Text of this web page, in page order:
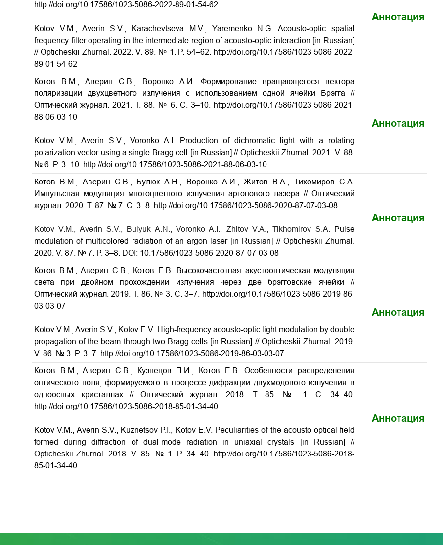
http://doi.org/10.17586/1023-5086-2022-89-01-54-62
Kotov V.M., Averin S.V., Karachevtseva M.V., Yaremenko N.G. Acousto-optic spatial
frequency filter operating in the intermediate region of acousto-optic interaction [in Russian]
// Opticheskii Zhurnal. 2022. V. 89. № 1. P. 54–62. http://doi.org/10.17586/1023-5086-2022-
89-01-54-62
Аннотация
Котов В.М., Аверин С.В., Воронко А.И. Формирование вращающегося вектора
поляризации двухцветного излучения с использованием одной ячейки Брэгга //
Оптический журнал. 2021. Т. 88. № 6. С. 3–10. http://doi.org/10.17586/1023-5086-2021-
88-06-03-10
Kotov V.M., Averin S.V., Voronko A.I. Production of dichromatic light with a rotating
polarization vector using a single Bragg cell [in Russian] // Opticheskii Zhurnal. 2021. V. 88.
№ 6. P. 3–10. http://doi.org/10.17586/1023-5086-2021-88-06-03-10
Аннотация
Котов В.М., Аверин С.В., Булюк А.Н., Воронко А.И., Житов В.А., Тихомиров С.А.
Импульсная модуляция многоцветного излучения аргонового лазера // Оптический
журнал. 2020. Т. 87. № 7. С. 3–8. http://doi.org/10.17586/1023-5086-2020-87-07-03-08
Kotov V.M., Averin S.V., Bulyuk A.N., Voronko A.I., Zhitov V.A., Tikhomirov S.A.
Pulse
modulation of multicolored radiation of an argon laser [in Russian] // Opticheskii Zhurnal.
2020. V. 87. № 7. P. 3–8. DOI: 10.17586/1023-5086-2020-87-07-03-08
Аннотация
Котов В.М., Аверин С.В., Котов Е.В. Высокочастотная акустооптическая модуляция
света при двойном прохождении излучения через две брэгговские ячейки //
Оптический журнал. 2019. Т. 86. № 3. С. 3–7. http://doi.org/10.17586/1023-5086-2019-86-
03-03-07
Kotov V.M., Averin S.V., Kotov E.V. High-frequency acousto-optic light modulation by double
propagation of the beam through two Bragg cells [in Russian] // Opticheskii Zhurnal. 2019.
V. 86. № 3. P. 3–7. http://doi.org/10.17586/1023-5086-2019-86-03-03-07
Аннотация
Котов В.М., Аверин С.В., Кузнецов П.И., Котов Е.В. Особенности распределения
оптического поля, формируемого в процессе дифракции двухмодового излучения в
одноосных кристаллах// Оптический журнал. 2018. Т. 85. № 1. С. 34–40.
http://doi.org/10.17586/1023-5086-2018-85-01-34-40
Kotov V.M., Averin S.V., Kuznetsov P.I., Kotov E.V. Peculiarities of the acousto-optical field
formed during diffraction of dual-mode radiation in uniaxial crystals
[in Russian] //
Opticheskii Zhurnal.
2018. V. 85. № 1. P. 34–40. http://doi.org/10.17586/1023-5086-2018-
85-01-34-40
Аннотация